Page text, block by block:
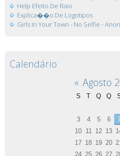
Help Efeito De Raio
Explica��o De Logotipos
Girls In Your Town - No Selfie -
Calendário
« Agosto
S T Q Q
3
4 5 6
10 11 12 13
17 18 19 20
24 25 26 27